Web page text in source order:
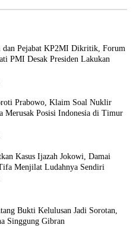
dan Pejabat KP2MI Dikritik, Forum
PMI Desak Presiden Lakukan
Prabowo, Klaim Soal Nuklir
Merusak Posisi Indonesia di Timur
Kasus Ijazah Jokowi, Damai
Menjilat Ludahnya Sendiri
Bukti Kelulusan Jadi Sorotan,
Singgung Gibran